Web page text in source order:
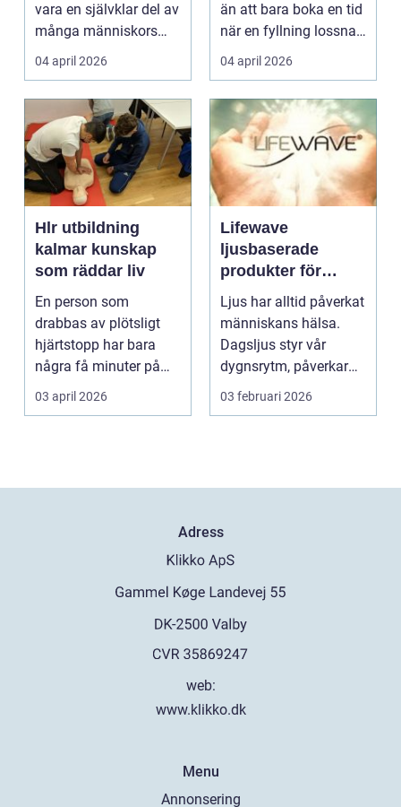
vara en självklar del av
många människors
friskvård. ...
04 april 2026
än att bara boka en tid
när en fyllning lossnar
eller en ...
04 april 2026
Hlr utbildning
kalmar kunskap
som räddar liv
En person som
drabbas av plötsligt
hjärtstopp har bara
några få minuter på
sig. För varje minut
03 april 2026
Lifewave
ljusbaserade
produkter för
hälsa och
välbefinnande
Ljus har alltid påverkat
människans hälsa.
Dagsljus styr vår
dygnsrytm, påverkar
humör, sömn och ene...
03 februari 2026
Adress
web:
www.klikko.dk
Menu
Annonsering